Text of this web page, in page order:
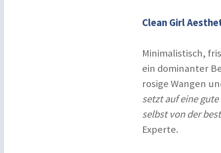
Clean Girl
Minimalistisch,
ein dominanter
rosige Wangen
setzt auf eine
selbst von der
Experte.